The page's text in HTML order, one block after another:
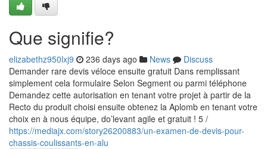
Que signifie?
elizabethz950lxj9 236 days ago News
Discuss
Demander rare devis véloce ensuite gratuit Dans remplissant
simplement cela formulaire Selon Segment ou parmi téléphone
Demandez cette autorisation en tenant votre projet à partir de la
Recto du produit choisi ensuite obtenez la Aplomb en tenant votre
choix en à nous équipe, do’levant agile et gratuit ! 5 /
https://mediajx.com/story26200883/un-examen-de-devis-pour-
chassis-coulissants-en-alu